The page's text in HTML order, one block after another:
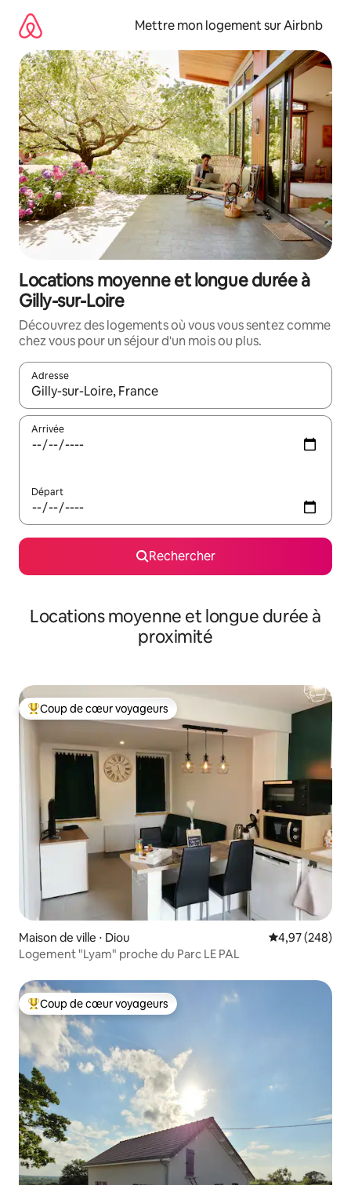
directement
contenu
Mettre mon logement sur Airbnb
Locations moyenne et longue durée à
Gilly-sur-Loire
Découvrez des logements où vous vous sentez comme
chez vous pour un séjour d'un mois ou plus.
Adresse
Lorsque les résultats s'affichent, utilisez les flèches vers le
Arrivée
Départ
Rechercher
Locations moyenne et longue durée à
proximité
Coups de cœur voyageurs les plus appréciés
Coup de cœur voyageurs
Maison de ville ⋅ Diou Évaluation
4,97 (248)
Logement "Lyam" proche du Parc LE PAL
Coups de cœur voyageurs les plus appréciés
Coup de cœur voyageurs